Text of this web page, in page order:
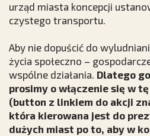
urząd miasta koncepcji
czystego transportu.
Aby nie dopuścić do
życia społeczno –
wspólne działania. Dlatego
prosimy o włączenie się w
(button z linkiem do akcji
która kierowana jest do
dużych miast po to, aby w